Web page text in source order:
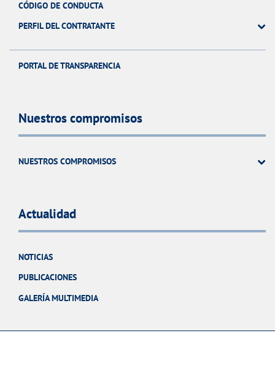
CÓDIGO DE CONDUCTA
PERFIL DEL CONTRATANTE
PORTAL DE TRANSPARENCIA
Nuestros compromisos
NUESTROS COMPROMISOS
Actualidad
NOTICIAS
PUBLICACIONES
GALERÍA MULTIMEDIA